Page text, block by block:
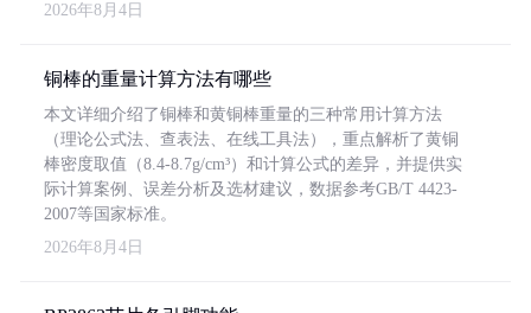
2026年8月4日
铜棒的重量计算方法有哪些
本文详细介绍了铜棒和黄铜棒重量的三种常用计算方法
（理论公式法、查表法、在线工具法），重点解析了黄铜
棒密度取值（8.4-8.7g/cm³）和计算公式的差异，并提供实
际计算案例、误差分析及选材建议，数据参考GB/T 4423-
2007等国家标准。
2026年8月4日